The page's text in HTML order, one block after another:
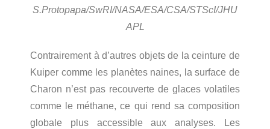
S.Protopapa/SwRI/NASA/ESA/CSA/STScI/JHU
APL
Contrairement à d’autres objets de la ceinture de
Kuiper comme les planètes naines, la surface de
Charon n’est pas recouverte de glaces volatiles
comme le méthane, ce qui rend sa composition
globale plus accessible aux analyses. Les